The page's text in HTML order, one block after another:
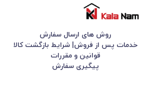
روش های ارسال سفارش
خدمات پس از فروش| شرایط بازگشت کالا
قوانین و مقررات
پیگیری سفارش